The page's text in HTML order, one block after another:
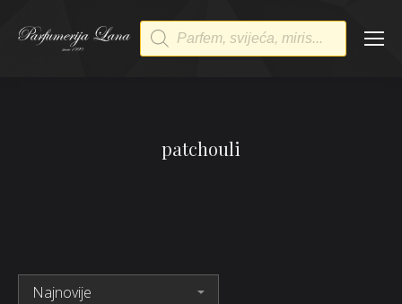
Products
search
patchouli